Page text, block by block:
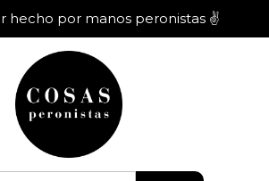
hecho por manos peronistas ✌️